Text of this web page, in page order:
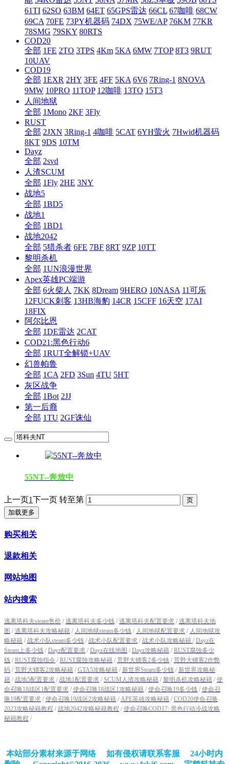
61TI 62SO 63BM 64ET 65GPS雷达 66CL 67咖啡 68CW
69CA 70FE 73PY机器码 74DX 75WE/AP 76KM 77KR
78SMG 79SKY 80RTS
COD20
全部 1FE 2TO 3TPS 4Km 5KA 6MW 7TOP 8T3 9RUT
10UAV
COD19
全部 1EXR 2HY 3FE 4FF 5KA 6V6 7Ring-1 8NOVA
9MW 10PRO 11TOP 12咖啡 13TO 15T3
人间地狱
全部 1Mono 2KF 3Fly
RUST
全部 2JXN 3Ring-1 4咖啡 5CAT 6YH萤火 7Hwid机器码
8KT 9DS 10TM
Dayz
全部 2svd
人渣SCUM
全部 1Fly 2HE 3NY
战地5
全部 1BD5
战地1
全部 1BD1
战地2042
全部 5猎杀者 6FE 7BF 8RT 9ZP 10TT
黎明杀机
全部 1UN浪漫世界
Apex英雄PC端游
全部 6火柴人 7KK 8Dream 9HERO 10NASA 11可乐
12FUCK刺客 13HB海豹 14CR 15CFF 16天空 17AI
18FIX
阿尔比恩
全部 1DE雷达 2CAT
COD21:黑色行动6
全部 1RUT全解锁+UAV
幻兽帕鲁
全部 1CA 2FD 3Sun 4TU 5HT
灰区战争
全部 1Bot 2JJ
第一后裔
全部 1TU 2GF诛仙
55NT--奔放中
上一页1下一页 转至第
加载更多
购买相关
退款相关
网站地图
站内搜索
逃离塔科夫steam售价 / 逃离塔科夫多少钱 / 逃离塔科夫配置要求 / 逃离塔科夫地
图 / 逃离塔科夫攻略秘籍 / 人间地狱steam多少钱 / 人间地狱配置要求 / 人间地狱攻
略秘籍 / 战术小队steam多少钱 / 战术小队配置要求 / 战术小队攻略秘籍 / Dayz在
Steam上多少钱 / Dayz配置要求 / Dayz在线地图 / Dayz攻略秘籍 / RUST腐蚀多少
钱 / RUST腐蚀指令 / RUST腐蚀攻略秘籍 / 荒野大镖客2多少钱 / 荒野大镖客2作弊
码 / 荒野大镖客2攻略秘籍 / GTA5攻略秘籍 / 新世界Steam多少钱 / 新世界攻略秘
籍 / 战地5配置要求 / 战地1配置要求 / SCUM人渣攻略秘籍 / 黎明杀机攻略秘籍 / 使
命召唤18战区1配置要求 / 使命召唤18战区1攻略秘籍 / 使命召唤19多少钱 / 使命召
唤19配置要求 / 使命召唤19战区2攻略秘籍 / APE英雄攻略秘籍 / COD20使命召唤
2023攻略秘籍教程 / 战地2042攻略秘籍教程 / 使命召唤COD17: 黑色行动冷战攻略
秘籍教程 /
本站部分素材来源于网络 如有侵权请联系客服 24小时内